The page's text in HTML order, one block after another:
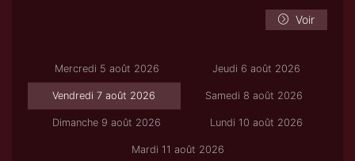
Voir
Mercredi 5 août 2026 Jeudi 6 août 2026
Vendredi 7 août 2026 Samedi 8 août 2026
Dimanche 9 août 2026 Lundi 10 août 2026
Mardi 11 août 2026